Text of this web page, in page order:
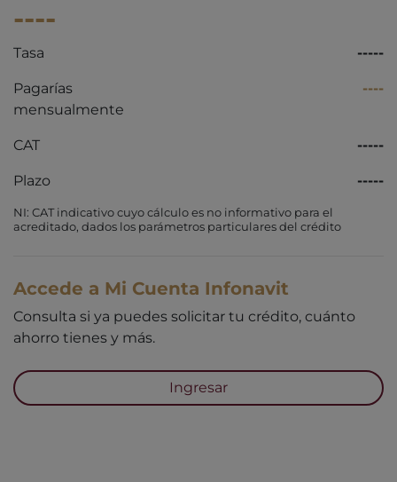
----
Tasa -----
Pagarías
mensualmente
----
CAT -----
Plazo -----
NI: CAT indicativo cuyo cálculo es no informativo para el
acreditado, dados los parámetros particulares del crédito
Accede a Mi Cuenta Infonavit
Consulta si ya puedes solicitar tu crédito, cuánto
ahorro tienes y más.
Ingresar